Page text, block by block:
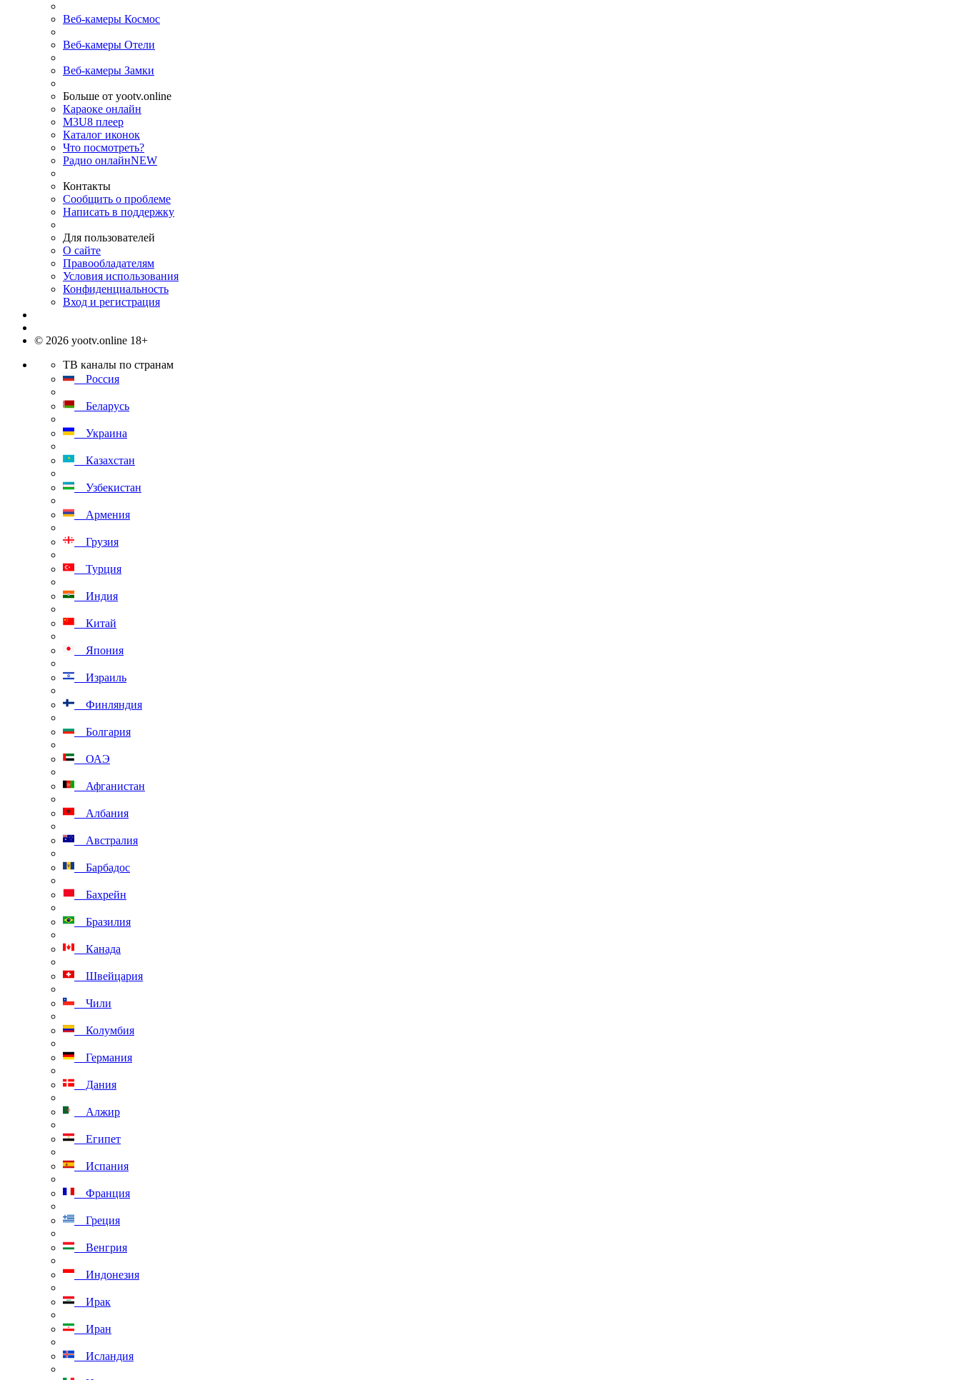
Веб-камеры Космос
Веб-камеры Отели
Веб-камеры Замки
Больше от yootv.online
Караоке онлайн
M3U8 плеер
Каталог иконок
Что посмотреть?
Радио онлайнNEW
Контакты
Сообщить о проблеме
Написать в поддержку
Для пользователей
О сайте
Правообладателям
Условия использования
Конфиденциальность
Вход и регистрация
© 2026 yootv.online 18+
ТВ каналы по странам
Россия
Беларусь
Украина
Казахстан
Узбекистан
Армения
Грузия
Турция
Индия
Китай
Япония
Израиль
Финляндия
Болгария
ОАЭ
Афганистан
Албания
Австралия
Барбадос
Бахрейн
Бразилия
Канада
Швейцария
Чили
Колумбия
Германия
Дания
Алжир
Египет
Испания
Франция
Греция
Венгрия
Индонезия
Ирак
Иран
Исландия